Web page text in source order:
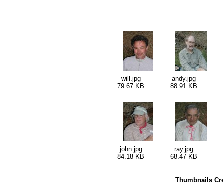
will.jpg
79.67 KB
andy.jpg
88.91 KB
john.jpg
84.18 KB
ray.jpg
68.47 KB
Thumbnails